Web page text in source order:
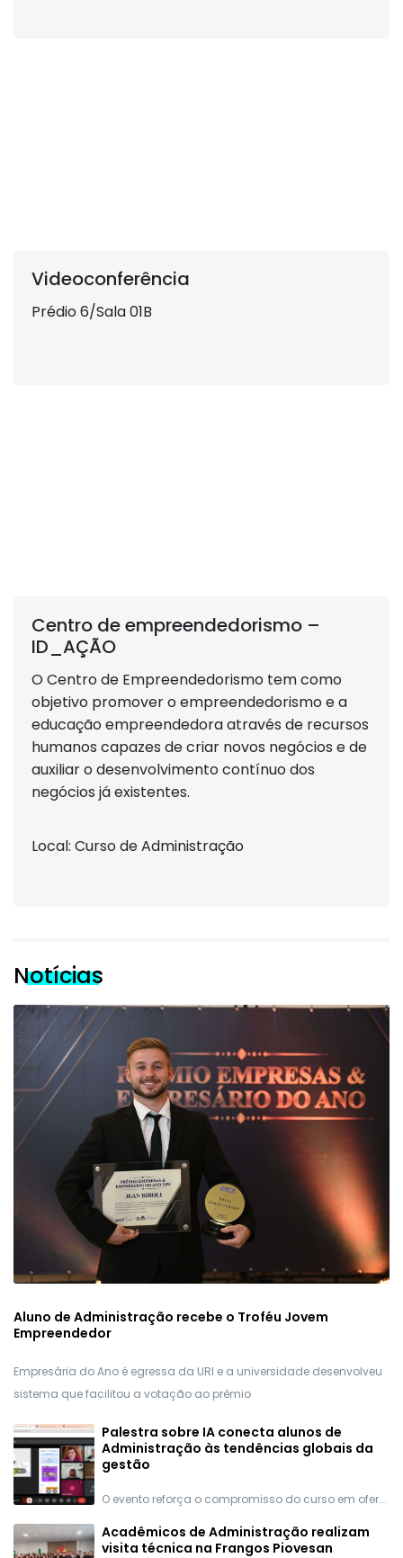
Videoconferência
Prédio 6/Sala 01B
Centro de empreendedorismo –
ID_AÇÃO
O Centro de Empreendedorismo tem como
objetivo promover o empreendedorismo e a
educação empreendedora através de recursos
humanos capazes de criar novos negócios e de
auxiliar o desenvolvimento contínuo dos
negócios já existentes.
Local: Curso de Administração
Notícias
Aluno de Administração recebe o Troféu Jovem
Empreendedor
Empresária do Ano é egressa da URI e a universidade desenvolveu
sistema que facilitou a votação ao prêmio
Palestra sobre IA conecta alunos de
Administração às tendências globais da
gestão
O evento reforça o compromisso do curso em ofer...
Acadêmicos de Administração realizam
visita técnica na Frangos Piovesan